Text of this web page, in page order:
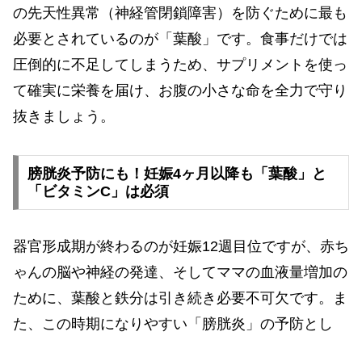
の先天性異常（神経管閉鎖障害）を防ぐために最も
必要とされているのが「葉酸」です。食事だけでは
圧倒的に不足してしまうため、サプリメントを使っ
て確実に栄養を届け、お腹の小さな命を全力で守り
抜きましょう。
膀胱炎予防にも！妊娠4ヶ月以降も「葉酸」と
「ビタミンC」は必須
器官形成期が終わるのが妊娠12週目位ですが、赤ち
ゃんの脳や神経の発達、そしてママの血液量増加の
ために、葉酸と鉄分は引き続き必要不可欠です。ま
た、この時期になりやすい「膀胱炎」の予防とし